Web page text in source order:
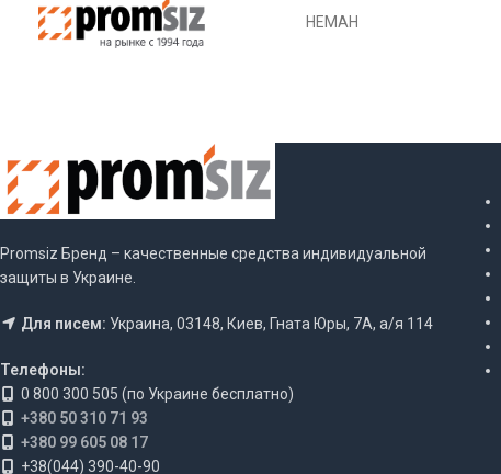
НЕМАН
Promsiz Бренд – качественные средства индивидуальной
защиты в Украине.
Для писем: Украина, 03148, Киев, Гната Юры, 7А, а/я 114
Телефоны:
0 800 300 505 (по Украине бесплатно)
+380 50 310 71 93
+380 99 605 08 17
+38(044) 390-40-90